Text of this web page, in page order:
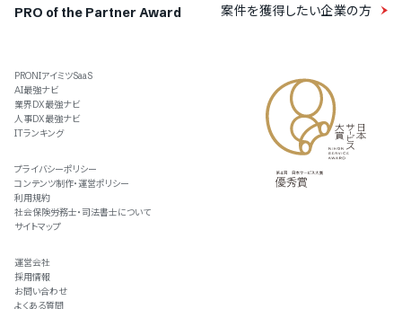
PRO of the Partner Award
案件を獲得したい企業の方
PRONIアイミツSaaS
AI最強ナビ
業界DX最強ナビ
人事DX最強ナビ
ITランキング
プライバシーポリシー
コンテンツ制作・運営ポリシー
利用規約
社会保険労務士・司法書士について
サイトマップ
運営会社
採用情報
お問い合わせ
よくある質問